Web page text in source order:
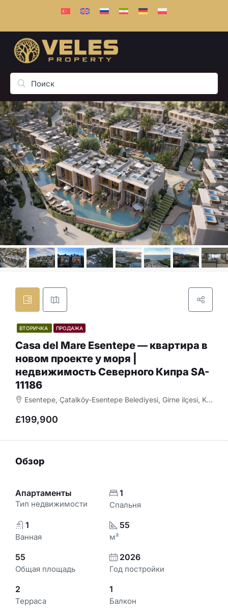
ВТОРИЧКА ПРОДАЖА
Casa del Mare Esentepe — квартира в
новом проекте у моря |
недвижимость Северного Кипра SA-
11186
Esentepe, Çatalköy-Esentepe Belediyesi, Girne ilçesi, Kuzey Kıbrıs, 99400, Κύπρος - Kıbrıs
£199,900
Обзор
Апартаменты
Тип недвижимости
1
Спальня
1
Ванная
55
м²
55
Общая площадь
2026
Год постройки
2
Терраса
1
Балкон